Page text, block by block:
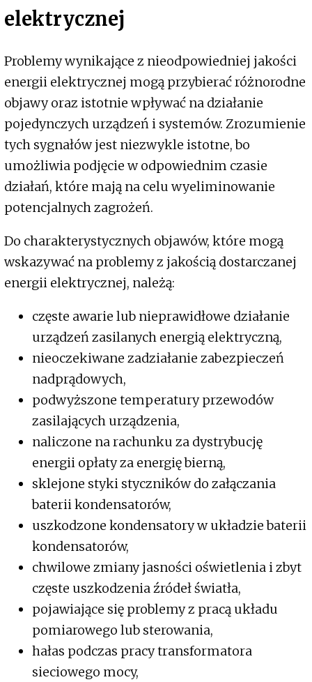
elektrycznej
Problemy wynikające z nieodpowiedniej jakości
energii elektrycznej mogą przybierać różnorodne
objawy oraz istotnie wpływać na działanie
pojedynczych urządzeń i systemów. Zrozumienie
tych sygnałów jest niezwykle istotne, bo
umożliwia podjęcie w odpowiednim czasie
działań, które mają na celu wyeliminowanie
potencjalnych zagrożeń.
Do charakterystycznych objawów, które mogą
wskazywać na problemy z jakością dostarczanej
energii elektrycznej, należą:
częste awarie lub nieprawidłowe działanie
urządzeń zasilanych energią elektryczną,
nieoczekiwane zadziałanie zabezpieczeń
nadprądowych,
podwyższone temperatury przewodów
zasilających urządzenia,
naliczone na rachunku za dystrybucję
energii opłaty za energię bierną,
sklejone styki styczników do załączania
baterii kondensatorów,
uszkodzone kondensatory w układzie baterii
kondensatorów,
chwilowe zmiany jasności oświetlenia i zbyt
częste uszkodzenia źródeł światła,
pojawiające się problemy z pracą układu
pomiarowego lub sterowania,
hałas podczas pracy transformatora
sieciowego mocy,